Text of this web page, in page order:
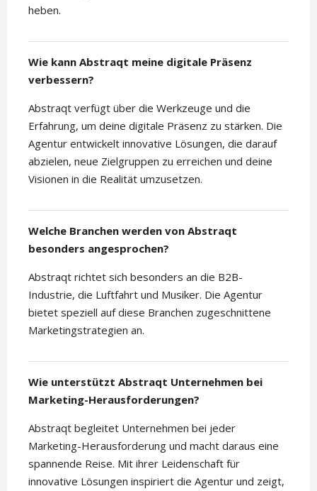
heben.
Wie kann Abstraqt meine digitale Präsenz
verbessern?
Abstraqt verfügt über die Werkzeuge und die
Erfahrung, um deine digitale Präsenz zu stärken. Die
Agentur entwickelt innovative Lösungen, die darauf
abzielen, neue Zielgruppen zu erreichen und deine
Visionen in die Realität umzusetzen.
Welche Branchen werden von Abstraqt
besonders angesprochen?
Abstraqt richtet sich besonders an die B2B-
Industrie, die Luftfahrt und Musiker. Die Agentur
bietet speziell auf diese Branchen zugeschnittene
Marketingstrategien an.
Wie unterstützt Abstraqt Unternehmen bei
Marketing-Herausforderungen?
Abstraqt begleitet Unternehmen bei jeder
Marketing-Herausforderung und macht daraus eine
spannende Reise. Mit ihrer Leidenschaft für
innovative Lösungen inspiriert die Agentur und zeigt,